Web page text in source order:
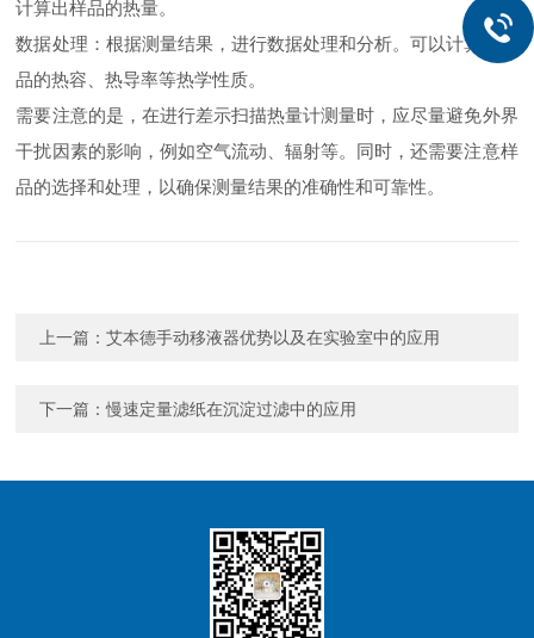
计算出样品的热量。
数据处理：根据测量结果，进行数据处理和分析。可以计算出样
品的热容、热导率等热学性质。
需要注意的是，在进行差示扫描热量计测量时，应尽量避免外界
干扰因素的影响，例如空气流动、辐射等。同时，还需要注意样
品的选择和处理，以确保测量结果的准确性和可靠性。
上一篇：艾本德手动移液器优势以及在实验室中的应用
下一篇：慢速定量滤纸在沉淀过滤中的应用